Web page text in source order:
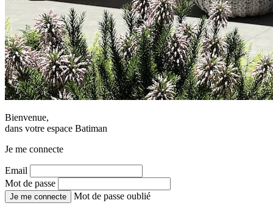
Bienvenue,
dans votre espace Batiman
Je me connecte
Email
Mot de passe
Je me connecte Mot de passe oublié